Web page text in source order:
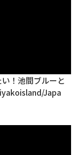
！池間ブルーと
Japa